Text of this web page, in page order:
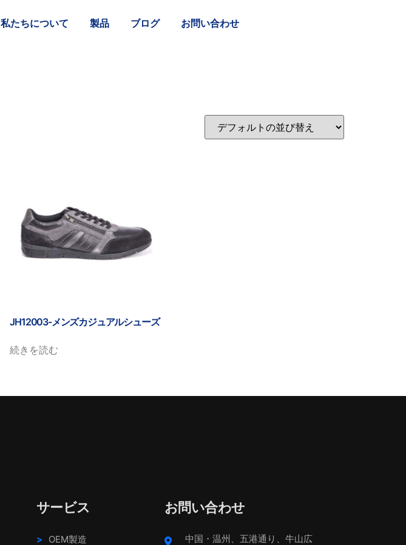
私たちについて 製品 ブログ お問い合わせ
JH12003-メンズカジュアルシューズ
続きを読む
サービス
OEM製造
お問い合わせ
中国・温州、五港通り、牛山広